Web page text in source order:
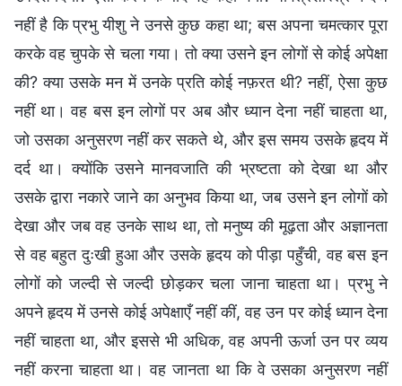
नहीं है कि प्रभु यीशु ने उनसे कुछ कहा था; बस अपना चमत्कार पूरा
करके वह चुपके से चला गया। तो क्या उसने इन लोगों से कोई अपेक्षा
की? क्या उसके मन में उनके प्रति कोई नफ़रत थी? नहीं, ऐसा कुछ
नहीं था। वह बस इन लोगों पर अब और ध्यान देना नहीं चाहता था,
जो उसका अनुसरण नहीं कर सकते थे, और इस समय उसके हृदय में
दर्द था। क्योंकि उसने मानवजाति की भ्रष्टता को देखा था और
उसके द्वारा नकारे जाने का अनुभव किया था, जब उसने इन लोगों को
देखा और जब वह उनके साथ था, तो मनुष्य की मूढ़ता और अज्ञानता
से वह बहुत दुःखी हुआ और उसके हृदय को पीड़ा पहुँची, वह बस इन
लोगों को जल्दी से जल्दी छोड़कर चला जाना चाहता था। प्रभु ने
अपने हृदय में उनसे कोई अपेक्षाएँ नहीं कीं, वह उन पर कोई ध्यान देना
नहीं चाहता था, और इससे भी अधिक, वह अपनी ऊर्जा उन पर व्यय
नहीं करना चाहता था। वह जानता था कि वे उसका अनुसरण नहीं